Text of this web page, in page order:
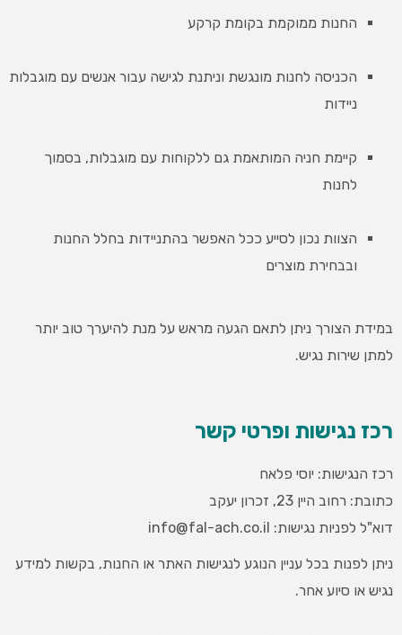
החנות ממוקמת בקומת קרקע
הכניסה לחנות מונגשת וניתנת לגישה עבור אנשים עם מוגבלות
ניידות
קיימת חניה המותאמת גם ללקוחות עם מוגבלות, בסמוך
לחנות
הצוות נכון לסייע ככל האפשר בהתניידות בחלל החנות
ובבחירת מוצרים
במידת הצורך ניתן לתאם הגעה מראש על מנת להיערך טוב יותר
למתן שירות נגיש.
רכז נגישות ופרטי קשר
רכז הנגישות: יוסי פלאח
כתובת: רחוב היין 23, זכרון יעקב
דוא"ל לפניות נגישות: info@fal-ach.co.il
ניתן לפנות בכל עניין הנוגע לנגישות האתר או החנות, בקשות למידע
נגיש או סיוע אחר.